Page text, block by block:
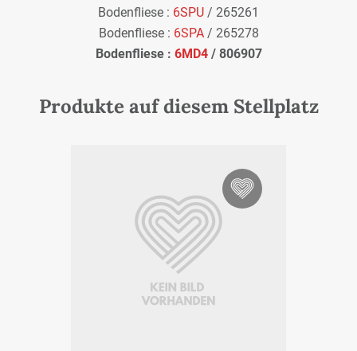
Bodenfliese : 6SPU / 265261
Bodenfliese : 6SPA/ 265278
Bodenfliese : 6MD4/ 806907
Produkte auf diesem Stellplatz